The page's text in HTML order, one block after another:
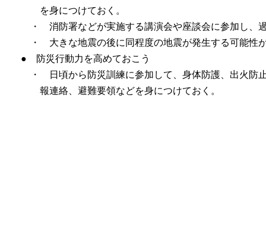
を身につけておく。
・ 消防署などが実施する講演会や座談会に参加し、
・ 大きな地震の後に同程度の地震が発生する可能性
● 防災行動力を高めておこう
・ 日頃から防災訓練に参加して、身体防護、出火防
報連絡、避難要領などを身につけておく。